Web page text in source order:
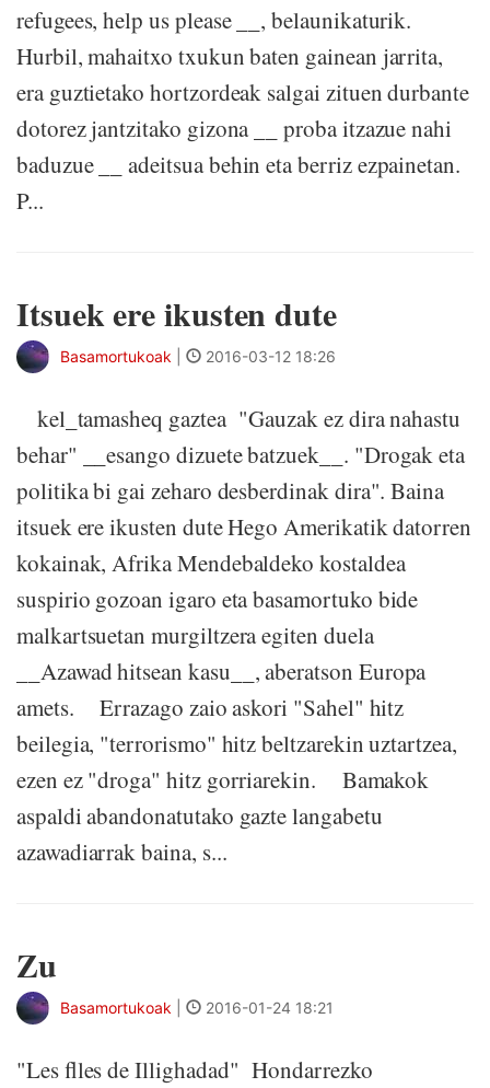
refugees, help us please __, belaunikaturik.
Hurbil, mahaitxo txukun baten gainean jarrita,
era guztietako hortzordeak salgai zituen durbante
dotorez jantzitako gizona __ proba itzazue nahi
baduzue __ adeitsua behin eta berriz ezpainetan.
P...
Itsuek ere ikusten dute
Basamortukoak 2016-03-12 18:26
kel_tamasheq gaztea "Gauzak ez dira nahastu
behar" __esango dizuete batzuek__. "Drogak eta
politika bi gai zeharo desberdinak dira". Baina
itsuek ere ikusten dute Hego Amerikatik datorren
kokainak, Afrika Mendebaldeko kostaldea
suspirio gozoan igaro eta basamortuko bide
malkartsuetan murgiltzera egiten duela
__Azawad hitsean kasu__, aberatson Europa
amets. Errazago zaio askori "Sahel" hitz
beilegia, "terrorismo" hitz beltzarekin uztartzea,
ezen ez "droga" hitz gorriarekin. Bamakok
aspaldi abandonatutako gazte langabetu
azawadiarrak baina, s...
Zu
Basamortukoak 2016-01-24 18:21
"Les flles de Illighadad" Hondarrezko